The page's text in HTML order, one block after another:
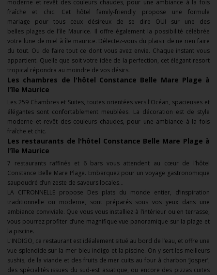
moderne et revêt des couleurs chaudes, pour une ambiance à la fois
fraîche et chic. Cet hôtel family-friendly propose une formule
mariage pour tous ceux désireux de se dire OUI sur une des
belles plages de l'île Maurice. Il offre également la possibilité célébrée
votre lune de miel à île maurice. Délectez-vous du plaisir de ne rien faire
du tout. Ou de faire tout ce dont vous avez envie. Chaque instant vous
appartient. Quelle que soit votre idée de la perfection, cet élégant resort
tropical répondra au moindre de vos désirs.
Les chambres de l'hôtel Constance Belle Mare Plage à
l'île Maurice
Les 259 Chambres et Suites, toutes orientées vers l'Océan, spacieuses et
élégantes sont confortablement meublées. La décoration est de style
moderne et revêt des couleurs chaudes, pour une ambiance à la fois
fraîche et chic.
Les restaurants de l'hôtel Constance Belle Mare Plage à
l'île Maurice
7 restaurants raffinés et 6 bars vous attendent au cœur de l’hôtel
Constance Belle Mare Plage. Embarquez pour un voyage gastronomique
saupoudré d’un zeste de saveurs locales…
LA CITRONNELLE propose Des plats du monde entier, d’inspiration
traditionnelle ou moderne, sont préparés sous vos yeux dans une
ambiance conviviale. Que vous vous installiez à l’intérieur ou en terrasse,
vous pourrez profiter d’une magnifique vue panoramique sur la plage et
la piscine.
L'INDIGO, ce restaurant est idéalement situé au bord de l’eau, et offre une
vue splendide sur la mer bleu indigo et la piscine. On y sert les meilleurs
sushis, de la viande et des fruits de mer cuits au four à charbon ‘Josper’,
des spécialités issues du sud-est asiatique, ou encore des pizzas cuites